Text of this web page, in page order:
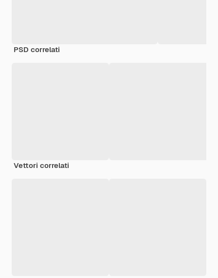
PSD correlati
Vettori correlati